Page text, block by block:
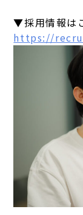
▼採用情報は
https://